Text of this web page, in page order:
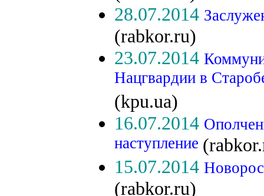
28.07.2014
(rabkor.ru)
23.07.2014
Нацгвардии в
(kpu.ua)
16.07.2014
наступление
15.07.2014
(rabkor.ru)